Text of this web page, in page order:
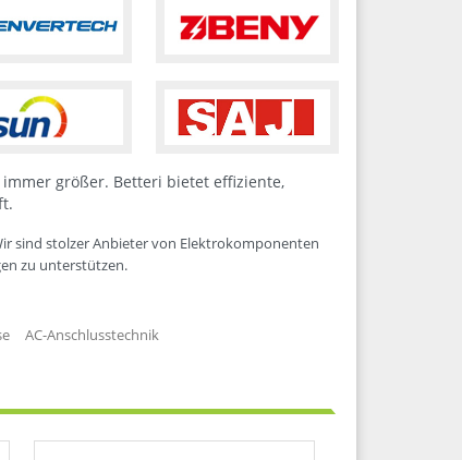
größer. Betteri bietet effiziente,
sind stolzer Anbieter von Elektrokomponenten
zu unterstützen.
AC-Anschlusstechnik